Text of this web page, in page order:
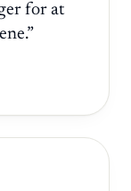
for at